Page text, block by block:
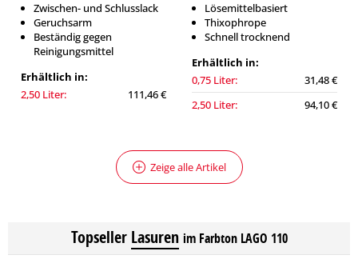
Zwischen- und Schlusslack
Geruchsarm
Beständig gegen
Reinigungsmittel
Erhältlich in:
2,50 Liter:
111,46 €
Lösemittelbasiert
Thixophrope
Schnell trocknend
Erhältlich in:
0,75 Liter:
31,48 €
2,50 Liter:
94,10 €
Zeige alle Artikel
Topseller Lasuren im Farbton LAGO 110